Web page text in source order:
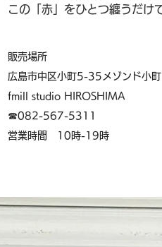
この「赤」をひとつ纏うだけ
販売場所
広島市中区小町5-35メゾンド小
fmill studio HIROSHIMA
☎︎082-567-5311
営業時間 10時-19時